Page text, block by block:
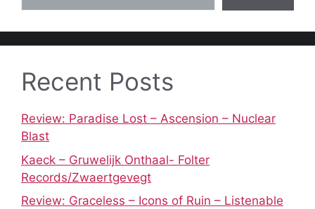
Recent Posts
Review: Paradise Lost – Ascension – Nuclear
Blast
Kaeck – Gruwelijk Onthaal- Folter
Records/Zwaertgevegt
Review: Graceless – Icons of Ruin – Listenable